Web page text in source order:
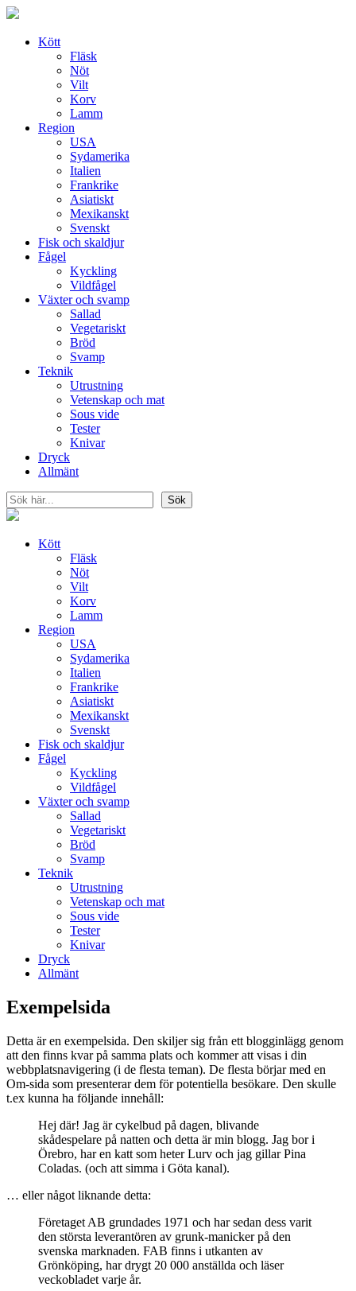
Skip
contentKött
Fläsk
Nöt
Vilt
Korv
Lamm
Region
USA
Sydamerika
Italien
Frankrike
Asiatiskt
Mexikanskt
Svenskt
Fisk och skaldjur
Fågel
Kyckling
Vildfågel
Växter och svamp
Sallad
Vegetariskt
Bröd
Svamp
Teknik
Utrustning
Vetenskap och mat
Sous vide
Tester
Knivar
Dryck
Allmänt
Sök
Sök
Kött
Fläsk
Nöt
Vilt
Korv
Lamm
Region
USA
Sydamerika
Italien
Frankrike
Asiatiskt
Mexikanskt
Svenskt
Fisk och skaldjur
Fågel
Kyckling
Vildfågel
Växter och svamp
Sallad
Vegetariskt
Bröd
Svamp
Teknik
Utrustning
Vetenskap och mat
Sous vide
Tester
Knivar
Dryck
Allmänt
Exempelsida
Detta är en exempelsida. Den skiljer sig från ett blogginlägg genom
att den finns kvar på samma plats och kommer att visas i din
webbplatsnavigering (i de flesta teman). De flesta börjar med en
Om-sida som presenterar dem för potentiella besökare. Den skulle
t.ex kunna ha följande innehåll:
Hej där! Jag är cykelbud på dagen, blivande
skådespelare på natten och detta är min blogg. Jag bor i
Örebro, har en katt som heter Lurv och jag gillar Pina
Coladas. (och att simma i Göta kanal).
… eller något liknande detta:
Företaget AB grundades 1971 och har sedan dess varit
den största leverantören av grunk-manicker på den
svenska marknaden. FAB finns i utkanten av
Grönköping, har drygt 20 000 anställda och läser
veckobladet varje år.